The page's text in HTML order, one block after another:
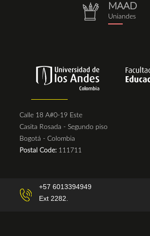
MAAD
Uniandes
Calle 18 A#0-19 Este
Casita Rosada - Segundo piso
Bogotá - Colombia
Postal Code: 111711
+57 6013394949
Ext 2282.